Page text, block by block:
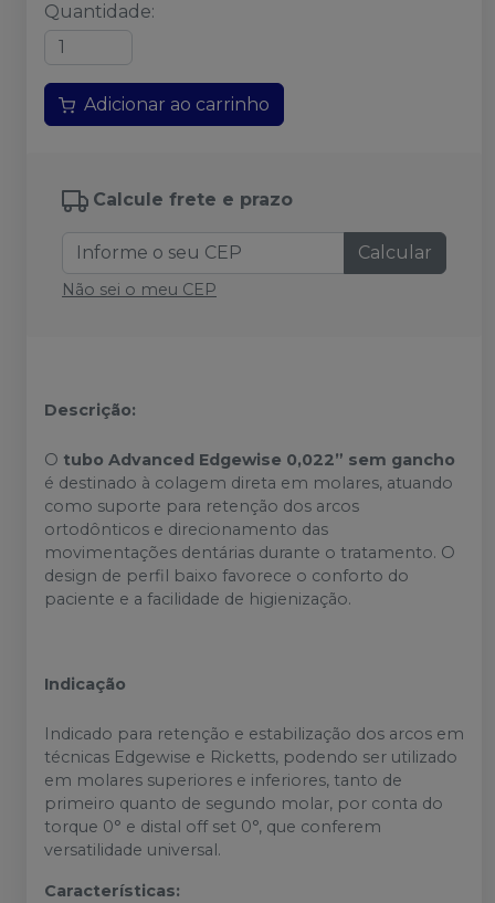
Quantidade:
Adicionar ao carrinho
Calcule frete e prazo
Calcular
Não sei o meu CEP
Descrição:
O tubo Advanced Edgewise 0,022” sem gancho
é destinado à colagem direta em molares, atuando
como suporte para retenção dos arcos
ortodônticos e direcionamento das
movimentações dentárias durante o tratamento. O
design de perfil baixo favorece o conforto do
paciente e a facilidade de higienização.
Indicação
Indicado para retenção e estabilização dos arcos em
técnicas Edgewise e Ricketts, podendo ser utilizado
em molares superiores e inferiores, tanto de
primeiro quanto de segundo molar, por conta do
torque 0° e distal off set 0°, que conferem
versatilidade universal.
Características: